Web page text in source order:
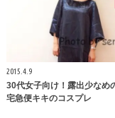
2015.4.9
30代女子向け！露出少なめ
宅急便キキのコスプレ